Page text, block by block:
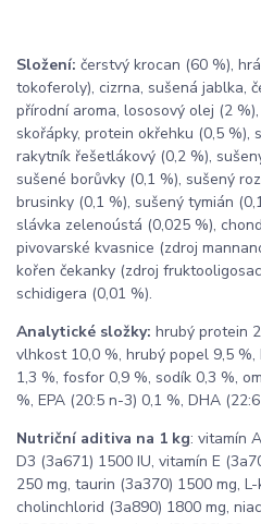
Složení: čerstvý krocan (60 %),
tokoferoly), cizrna, sušená jablka,
přírodní aroma, lososový olej (2
skořápky, protein okřehku (0,5 %),
rakytník řešetlákový (0,2 %),
sušené borůvky (0,1 %), sušený
brusinky (0,1 %), sušený tymián
slávka zelenoústá (0,025 %),
pivovarské kvasnice (zdroj
kořen čekanky (zdroj
schidigera (0,01 %).
Analytické složky: hrubý protein
vlhkost 10,0 %, hrubý popel 9,5
1,3 %, fosfor 0,9 %, sodík 0,3 %,
%, EPA (20:5 n-3) 0,1 %, DHA
Nutriční aditiva na 1 kg: vitamín
D3 (3a671) 1500 IU, vitamín E
250 mg, taurin (3a370) 1500 mg,
cholinchlorid (3a890) 1800 mg,